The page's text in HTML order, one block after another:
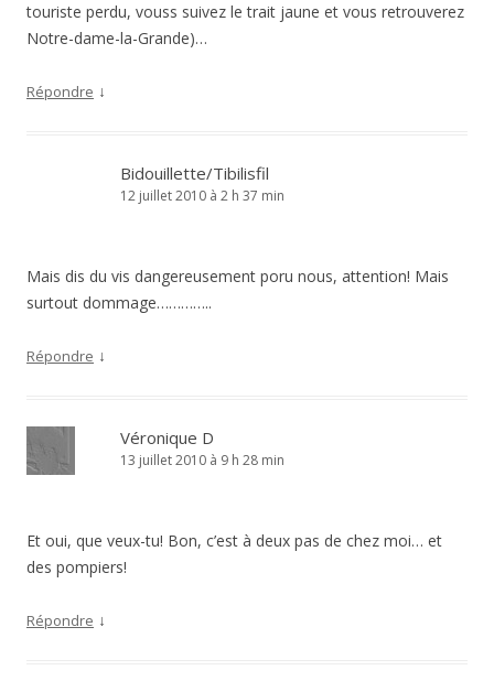
touriste perdu, vouss suivez le trait jaune et vous retrouverez
Notre-dame-la-Grande)…
Répondre ↓
Bidouillette/Tibilisfil
12 juillet 2010 à 2 h 37 min
Mais dis du vis dangereusement poru nous, attention! Mais
surtout dommage…………..
Répondre ↓
Véronique D
13 juillet 2010 à 9 h 28 min
Et oui, que veux-tu! Bon, c’est à deux pas de chez moi… et
des pompiers!
Répondre ↓